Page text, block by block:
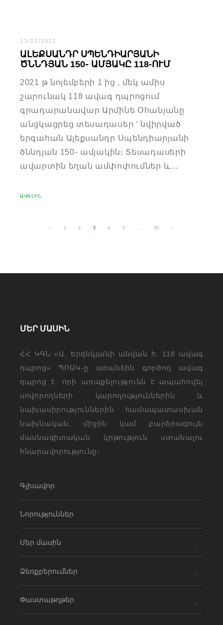
13/12/2021
ԱԼԵՔՍԱՆԴՐ ՍՊԵՆԴԻԱՐՅԱՆԻ
ԾՆՆԴՅԱՆ 150֊ ԱՄՅԱԿԸ 118-ՈՒՄ
2021 թ նոյեմբերի 1 ից , մեկ ամիս
շարունակ 118 ավագ դպրոցում
գրադարանավար Արմինե Օհանյանը
անցկացրեց տեսադասեր ‘ նվիրված
երգահան Ալեքսանդր Սպենդիարյանի
ծննդյան 150֊ ամյակին։ Տեսադասերի
ավարտին եղան ամփոփումներ և…
ԱՎԵԼԻՆ
1 2 3 4 5 20
ՄԵՐ ՄԱՍԻՆ
ՀՀ ԿԳՆ «Ա. Երզնկյանի անվան հ. 118 ավագ
դպրոց» ՊՈԱԿ-ը առանձին գործող ավագ
դպրոց է, որի առաքելությունն է ապահովել
սովորողների կարողություններին և
նախասիրություններին համապատասխան
նախնական, միջին կամ բարձրագույն
մասնագիտական կրթություն ստանալու
հնարավորությունը։
Գլխավոր
Նորություններ
Մեր մասին
Ձեռքբերումներ
Փաստաթղթեր